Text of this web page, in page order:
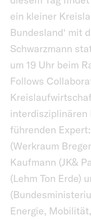
ein kleiner
Bundesland‘ mit
Schwarzmann
um 19 Uhr beim
Follows
interdisziplinären
führenden
(Werkraum
Kaufmann (JK&
(Lehm Ton Erde)
Energie,